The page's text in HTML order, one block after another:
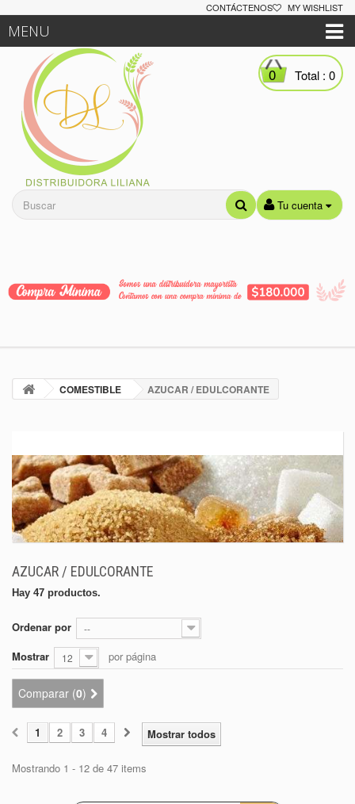
CONTÁCTENOS MY WISHLIST
Tu cuenta
MENU
0 Total : 0
COMESTIBLE AZUCAR / EDULCORANTE
AZUCAR / EDULCORANTE
Hay 47 productos.
Ordenar por --
Mostrar 12 por página
Comparar (0)
Mostrar todos
1 2 3 4
Mostrando 1 - 12 de 47 items